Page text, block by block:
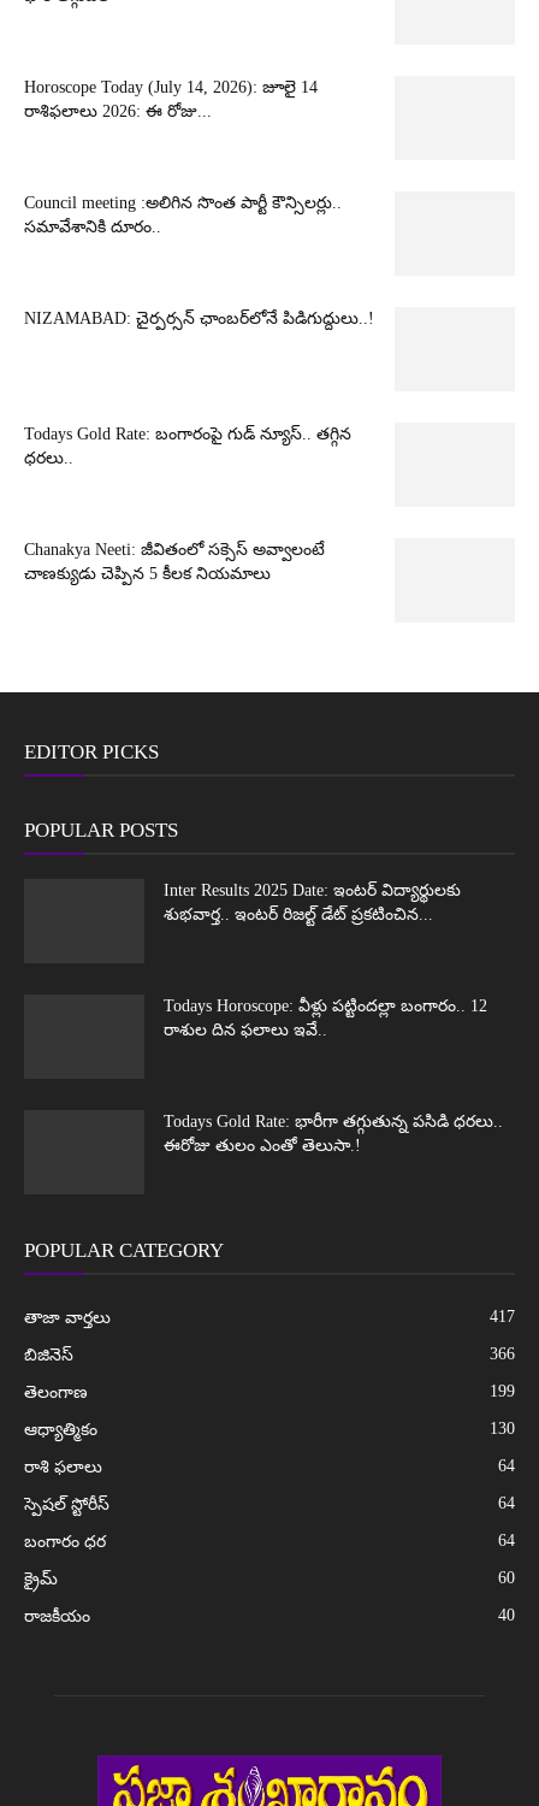
Horoscope Today (July 14, 2026): జూలై 14
రాశిఫలాలు 2026: ఈ రోజు...
Council meeting :అలిగిన సొంత పార్టీ కౌన్సిలర్లు..
సమావేశానికి దూరం..
NIZAMABAD: చైర్పర్సన్ ఛాంబర్‌లోనే పిడిగుద్దులు..!
Todays Gold Rate: బంగారంపై గుడ్ న్యూస్.. తగ్గిన
ధరలు..
Chanakya Neeti: జీవితంలో సక్సెస్ అవ్వాలంటే
చాణక్యుడు చెప్పిన 5 కీలక నియమాలు
EDITOR PICKS
POPULAR POSTS
Inter Results 2025 Date: ఇంటర్ విద్యార్థులకు
శుభవార్త.. ఇంటర్ రిజల్ట్ డేట్ ప్రకటించిన...
Todays Horoscope: వీళ్లు పట్టిందల్లా బంగారం.. 12
రాశుల దిన ఫలాలు ఇవే..
Todays Gold Rate: భారీగా తగ్గుతున్న పసిడి ధరలు..
ఈరోజు తులం ఎంతో తెలుసా.!
POPULAR CATEGORY
తాజా వార్తలు 417
బిజినెస్ 366
తెలంగాణ 199
ఆధ్యాత్మికం 130
రాశి ఫలాలు 64
స్పెషల్ స్టోరీస్ 64
బంగారం ధర 64
క్రైమ్ 60
రాజకీయం 40